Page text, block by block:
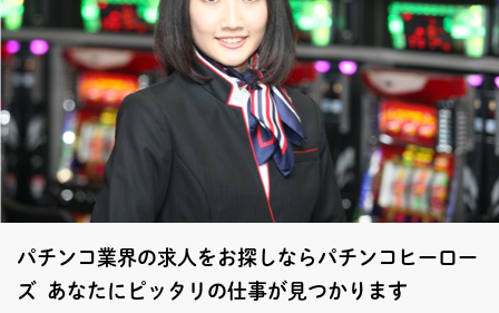
パチンコ業界の求人をお探しならパチンコヒーロー
ズ あなたにピッタリの仕事が見つかります